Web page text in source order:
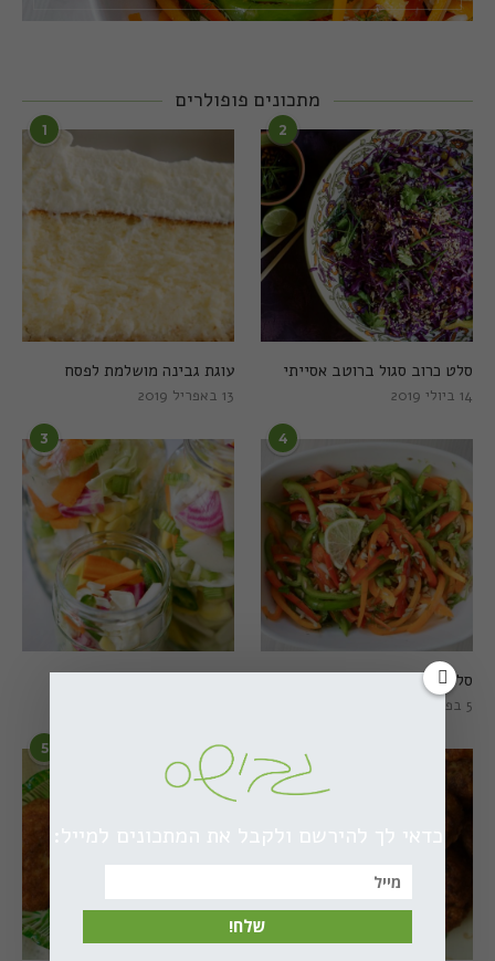
מתכונים פופולרים
1
עוגת גבינה מושלמת לפסח
13 באפריל 2019
2
סלט כרוב סגול ברוטב אסייתי
14 ביולי 2019
3
חמוצים מהירים
4
סלט פלפלים טרי וצבעוני
5 בפברואר 2021
5
כדאי לך להירשם ולקבל את המתכונים למייל:
שלח!